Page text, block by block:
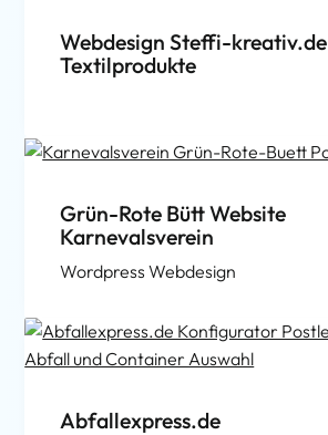
Webdesign Steffi-kreativ.de
Textilprodukte
Grün-Rote Bütt Website
Karnevalsverein
Wordpress Webdesign
Abfallexpress.de